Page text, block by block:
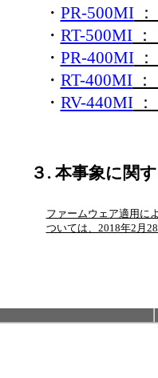
・ PR-500MI：
・ RT-500MI：
・ PR-400MI：
・ RT-400MI：
・ RV-440MI：
３. 本事象に関
ファームウェア適用に
ついては、2018年2月